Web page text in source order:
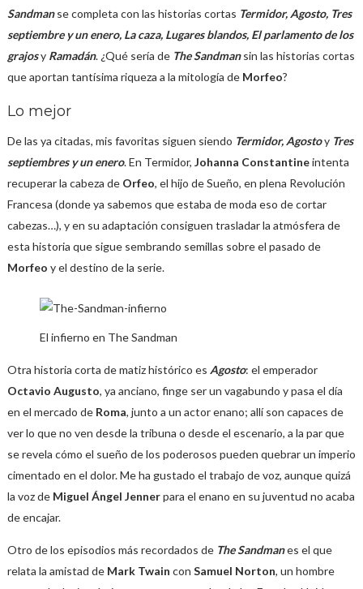
Sandmanse completa con las historias cortas Termidor, Agosto, Tres
septiembre y un enero, La caza, Lugares blandos, El parlamento de los
grajosyRamadán. ¿Qué sería de The Sandmansin las historias cortas
que aportan tantísima riqueza a la mitología de Morfeo?
Lo mejor
De las ya citadas, mis favoritas siguen siendo Termidor, Agostoy Tres
septiembres y un enero. En Termidor, Johanna Constantineintenta
recuperar la cabeza de Orfeo, el hijo de Sueño, en plena Revolución
Francesa (donde ya sabemos que estaba de moda eso de cortar
cabezas…), y en su adaptación consiguen trasladar la atmósfera de
esta historia que sigue sembrando semillas sobre el pasado de
Morfeo y el destino de la serie.
El infierno en The Sandman
Otra historia corta de matiz histórico es Agosto: el emperador
Octavio Augusto, ya anciano, finge ser un vagabundo y pasa el día
en el mercado de Roma, junto a un actor enano; allí son capaces de
ver lo que no ven desde la tribuna o desde el escenario, a la par que
se revela cómo el sueño de los poderosos pueden quebrar un imperio
cimentado en el dolor. Me ha gustado el trabajo de voz, aunque quizá
la voz de Miguel Ángel Jennerpara el enano en su juventud no acaba
de encajar.
Otro de los episodios más recordados de The Sandmanes el que
relata la amistad de Mark Twain con Samuel Norton, un hombre